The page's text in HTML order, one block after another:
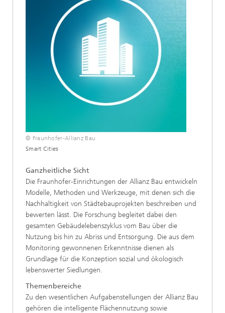
© Fraunhofer-Allianz Bau
Smart Cities
Ganzheitliche Sicht
Die Fraunhofer-Einrichtungen der Allianz Bau entwickeln
Modelle, Methoden und Werkzeuge, mit denen sich die
Nachhaltigkeit von Städtebauprojekten beschreiben und
bewerten lässt. Die Forschung begleitet dabei den
gesamten Gebäudelebenszyklus vom Bau über die
Nutzung bis hin zu Abriss und Entsorgung. Die aus dem
Monitoring gewonnenen Erkenntnisse dienen als
Grundlage für die Konzeption sozial und ökologisch
lebenswerter Siedlungen.
Themenbereiche
Zu den wesentlichen Aufgabenstellungen der Allianz Bau
gehören die intelligente Flächennutzung sowie